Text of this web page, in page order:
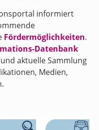
informiert
Fördermöglichkeiten.
Datenbank
aktuelle Sammlung
Medien,